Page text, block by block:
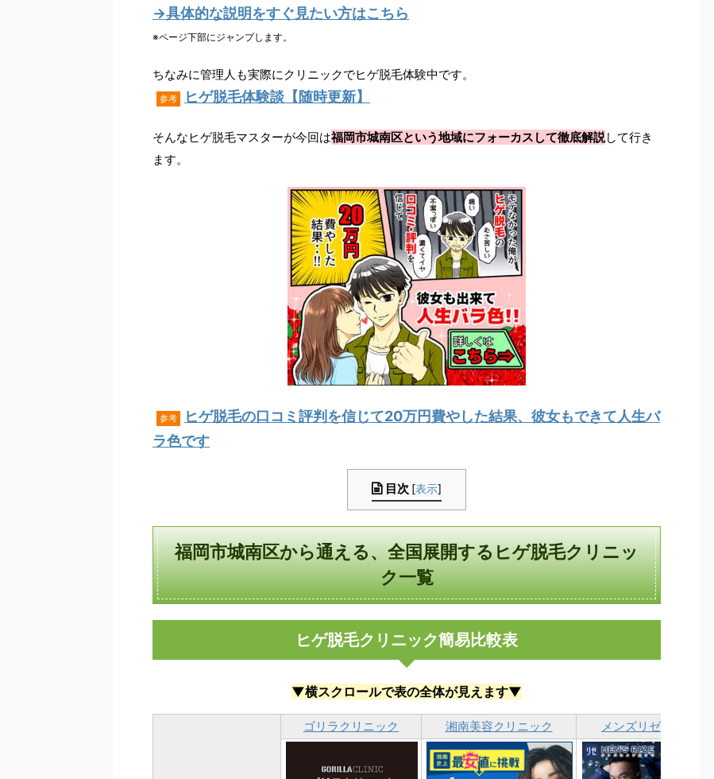
→具体的な説明をすぐ見たい方はこちら
※ページ下部にジャンプします。
ちなみに管理人も実際にクリニックでヒゲ脱毛体験中です。
参考 ヒゲ脱毛体験談【随時更新】
そんなヒゲ脱毛マスターが今回は福岡市城南区という地域にフォーカスして徹底解説して行き
ます。
参考
ヒゲ脱毛の口コミ評判を信じて20万円費やした結果、彼女もできて人生バ
ラ色です
目次 [表示]
福岡市城南区から通える、全国展開するヒゲ脱毛クリニッ
ク一覧
ヒゲ脱毛クリニック簡易比較表
▼横スクロールで表の全体が見えます▼
ゴリラクリニック 湘南美容クリニック メンズリゼクリニック